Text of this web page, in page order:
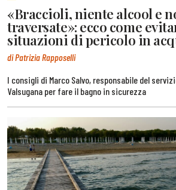
«Braccioli, niente alcool e
traversate»: ecco come
situazioni di pericolo in
di Patrizia Rapposelli
I consigli di Marco Salvo, responsabile del
Valsugana per fare il bagno in sicurezza